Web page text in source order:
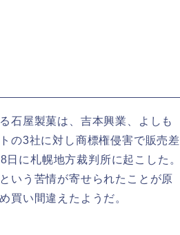
石屋製菓は、吉本興業、よしも
の3社に対し商標権侵害で販売差
に札幌地方裁判所に起こした。
という苦情が寄せられたことが原
買い間違えたようだ。